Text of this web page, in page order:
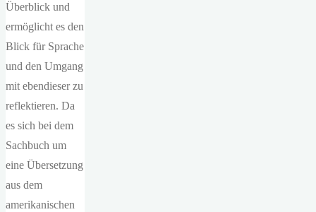
Überblick und
ermöglicht es den
Blick für Sprache
und den Umgang
mit ebendieser zu
reflektieren. Da
es sich bei dem
Sachbuch um
eine Übersetzung
aus dem
amerikanischen